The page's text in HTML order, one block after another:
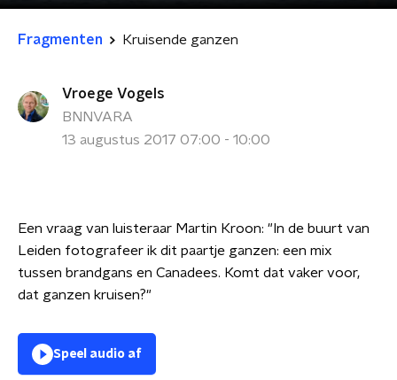
Fragmenten Kruisende ganzen
Vroege Vogels
BNNVARA
13 augustus 2017 07:00 - 10:00
Een vraag van luisteraar Martin Kroon: "In de buurt van
Leiden fotografeer ik dit paartje ganzen: een mix
tussen brandgans en Canadees. Komt dat vaker voor,
dat ganzen kruisen?"
Speel audio af